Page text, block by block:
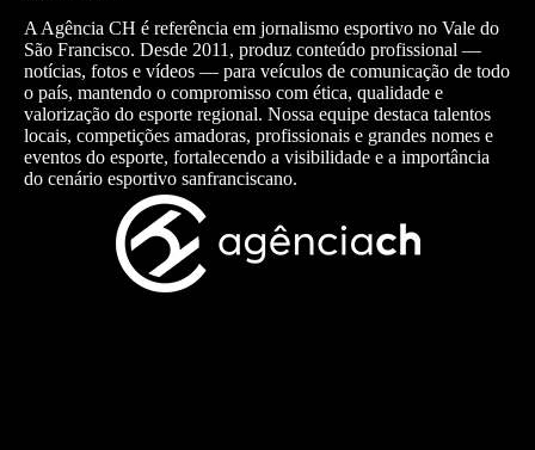
A Agência CH é referência em jornalismo esportivo no Vale do
São Francisco. Desde 2011, produz conteúdo profissional —
notícias, fotos e vídeos — para veículos de comunicação de todo
o país, mantendo o compromisso com ética, qualidade e
valorização do esporte regional. Nossa equipe destaca talentos
locais, competições amadoras, profissionais e grandes nomes e
eventos do esporte, fortalecendo a visibilidade e a importância
do cenário esportivo sanfranciscano.